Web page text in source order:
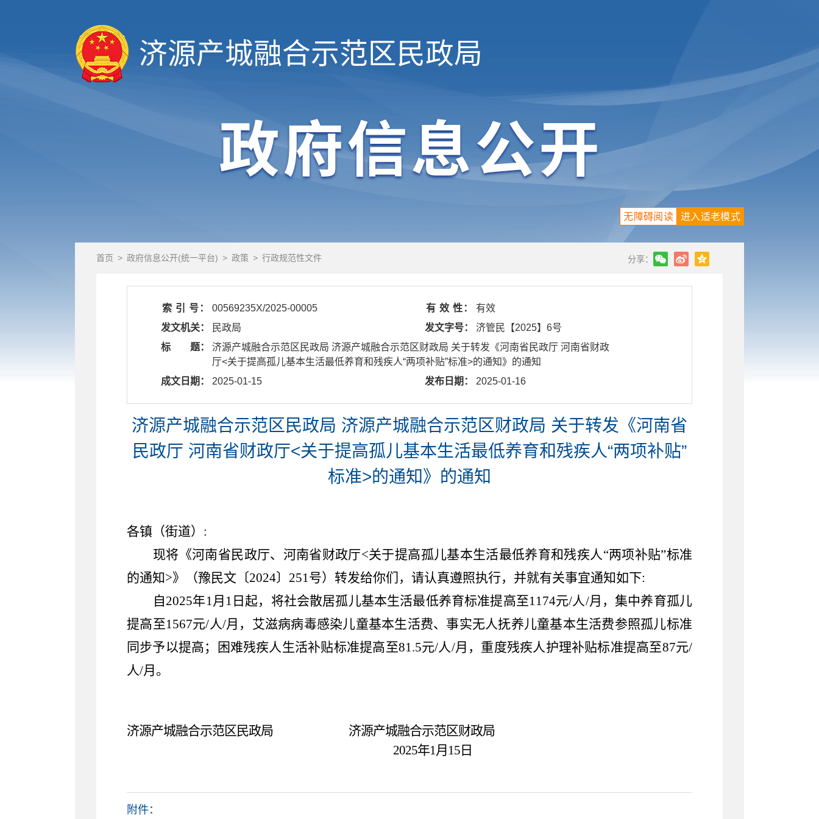
济源产城融合示范区 民政局
进入适老模式
无障碍阅读
首页 > 政府信息公开(统一平台) > 政策 > 行政规范性文件 分享：
索 引 号： 00569235X/2025-00005 有 效 性：
有效
发文机关：
民政局 发文字号：
济管民【2025】6号
标 题：
济源产城融合示范区民政局 济源产城融合示范区财政局 关于转发《河南省民政厅 河南省财政
厅<关于提高孤儿基本生活最低养育和残疾人“两项补贴”标准>的通知》的通知
成文日期：
2025-01-15 发布日期： 2025-01-16
济源产城融合示范区民政局 济源产城融合示范区财政局 关于转发《河南省
民政厅 河南省财政厅<关于提高孤儿基本生活最低养育和残疾人“两项补贴”
标准>的通知》的通知
各镇（街道） :
现将《河南省民政厅、河南省财政厅<关于提高孤儿基本生活最低养育和残疾人“两项补贴”标准
的通知>》（豫民文〔2024〕251号）转发给你们，请认真遵照执行，并就有关事宜通知如下:
自2025年1月1日起，将社会散居孤儿基本生活最低养育标准提高至1174元/人/月，集中养育孤儿
提高至1567元/人/月，艾滋病病毒感染儿童基本生活费、事实无人抚养儿童基本生活费参照孤儿标准
同步予以提高；困难残疾人生活补贴标准提高至81.5元/人/月，重度残疾人护理补贴标准提高至87元/
人/月。
济源产城融合示范区民政局
济源产城融合示范区财政局
2025年1月15日
附件：